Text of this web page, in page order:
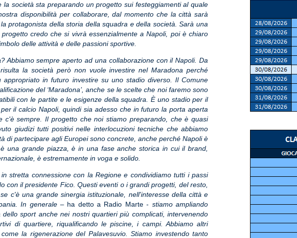
la società sta preparando un progetto sui festeggiamenti al quale
disponibilità per collaborare, dal momento che la città sarà
protagonista della storia della squadra e della società. Sarà una
credo che si vivrà essenzialmente a Napoli, poi è chiaro
delle attività e delle passioni sportive.
? Abbiamo sempre aperto ad una collaborazione con il Napoli. Da
la società però non vuole investire nel Maradona perché
appropriato in futuro investire su uno stadio diverso. Il Comune
del ‘Maradona’, anche se le scelte che noi faremo sono
con le partite e le esigenze della squadra. È uno stadio per il
il calcio Napoli, quindi sia adesso che in futuro la porta aperta
c'è sempre. Il progetto che noi stiamo preparando, che è quasi
giudizi tutti positivi nelle interlocuzioni tecniche che abbiamo
di partecipare agli Europei sono concrete, anche perché Napoli è
una grande piazza, è in una fase anche storica in cui il brand,
è estremamente in voga e solido.
stretta connessione con la Regione e condividiamo tutti i passi
con il presidente Fico. Questi eventi o i grandi progetti, del resto,
c'è una grande sinergia istituzionale, nell'interesse della città e
In generale – ha detto a Radio Marte - stiamo ampliando
dello sport anche nei nostri quartieri più complicati, intervenendo
di quartiere, riqualificando le piscine, i campi. Abbiamo altri
la rigenerazione del Palavesuvio. Stiamo investendo tanto